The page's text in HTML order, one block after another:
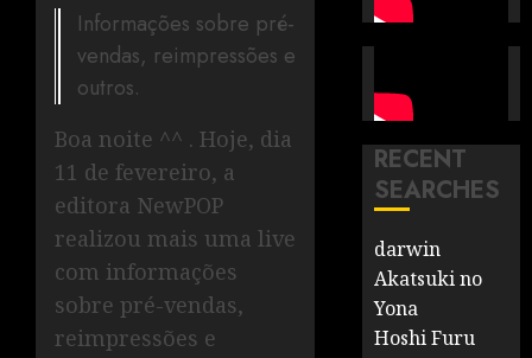
Informações sobre pré-
vendas, reimpressões e
outros.
Boa noite ^^ . Hoje, dia
11 de fevereiro, a
editora NewPOP
realizou mais uma live
com informações
sobre pré-vendas,
reimpressões e
RECENT
SEARCHES
darwin
Akatsuki no
Yona
Hoshi Furu